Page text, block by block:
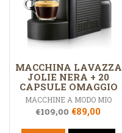
MACCHINA LAVAZZA
JOLIE NERA + 20
CAPSULE OMAGGIO
MACCHINE A MODO MIO
€109,00 €89,00